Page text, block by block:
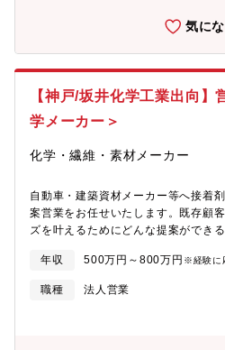
報の管理 ? 本社営業企画部への定期報告 ? 海外拠点との営業情報
～2回海外：年1回程度【職位の特長
カーとの直接営業の機会? ポリマー
明性の高い環境? 国内営業と海外サ
より、付加価値の高いソリューショ
業ならではの、幅広い製品ポートフ
ーバルカンパニーとしてドイツにて
界で従業員数、約1万6千人規模のグ
たしました。これにより、将来の成
行うことができ、自社の戦略に基づ
気に
【神戸/坂井化学工業出向
学メーカー＞
化学・繊維・素材メーカー
自動車・建築資材メーカー等へ接着
案営業をお任せいたします。既存顧
ズを叶えるためにどんな提案ができ
す。 【職務内容】・顧客への技術的
に応じた製品選定・カスタマイズ提
の処方開発や改良内容を顧客へ説明
る技術打ち合わせ・試験対応・試作
年収 500万円～800万円 ※経験に
職種
法人営業